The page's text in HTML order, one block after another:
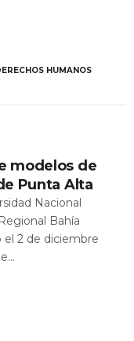
HUMANOS
modelos de
Punta Alta
Nacional
Bahía
el 2 de diciembre